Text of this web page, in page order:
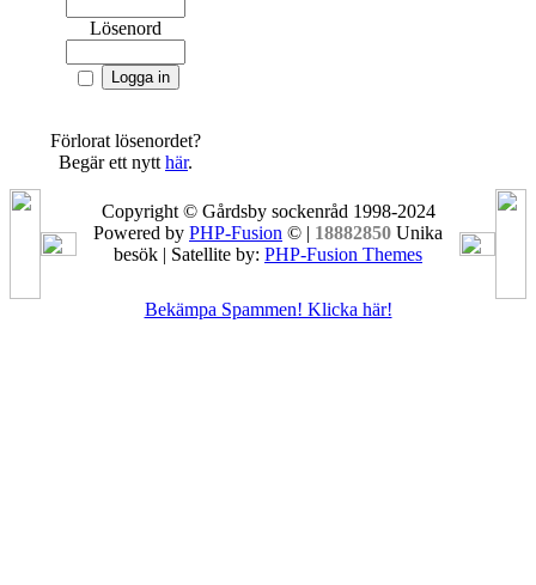
Lösenord
Förlorat lösenordet?
Begär ett nytt här.
Copyright © Gårdsby sockenråd 1998-2024
Powered by PHP-Fusion © | 18882850 Unika
besök | Satellite by: PHP-Fusion Themes
Bekämpa Spammen! Klicka här!